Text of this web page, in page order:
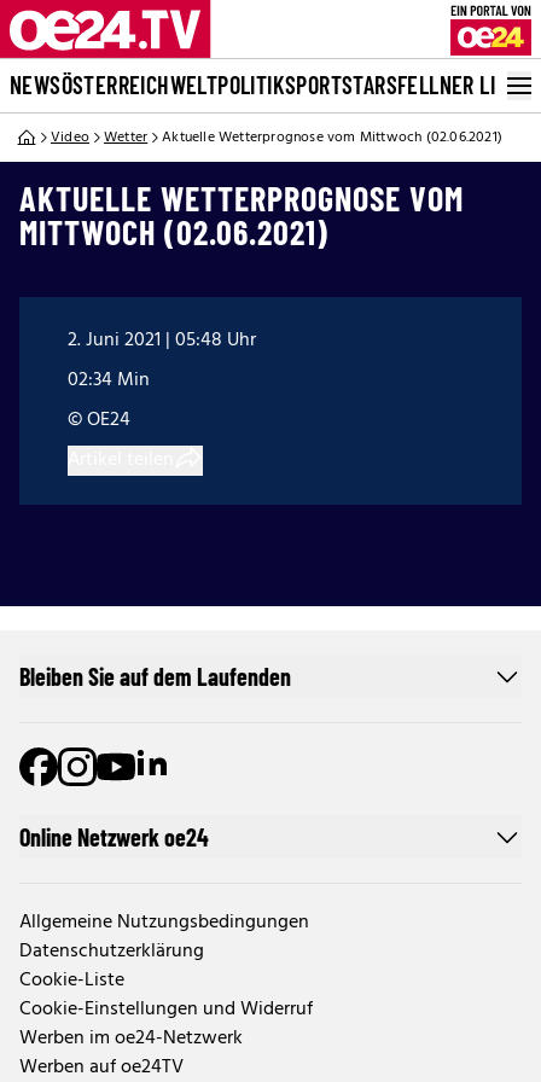
NEWSÖSTERREICHWELTPOLITIKSPORTSTARSFELLNER LIVE
Video Wetter Aktuelle Wetterprognose vom Mittwoch (02.06.2021)
AKTUELLE WETTERPROGNOSE VOM
MITTWOCH (02.06.2021)
2. Juni 2021 | 05:48 Uhr
02:34 Min
© OE24
Online Netzwerk oe24
Allgemeine Nutzungsbedingungen
Datenschutzerklärung
Cookie-Liste
Cookie-Einstellungen und Widerruf
Werben im oe24-Netzwerk
Werben auf oe24TV
Bleiben Sie auf dem Laufenden